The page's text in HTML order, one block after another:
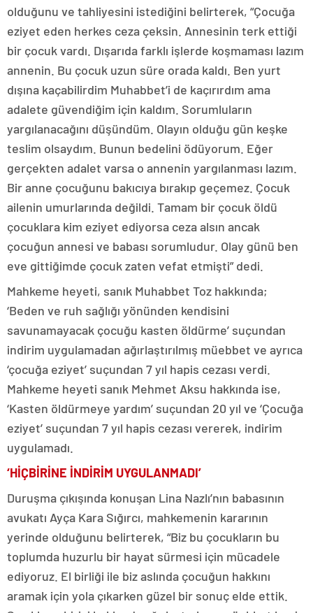
olduğunu ve tahliyesini istediğini belirterek, “Çocuğa
eziyet eden herkes ceza çeksin. Annesinin terk ettiği
bir çocuk vardı. Dışarıda farklı işlerde koşmaması lazım
annenin. Bu çocuk uzun süre orada kaldı. Ben yurt
dışına kaçabilirdim Muhabbet’i de kaçırırdım ama
adalete güvendiğim için kaldım. Sorumluların
yargılanacağını düşündüm. Olayın olduğu gün keşke
teslim olsaydım. Bunun bedelini ödüyorum. Eğer
gerçekten adalet varsa o annenin yargılanması lazım.
Bir anne çocuğunu bakıcıya bırakıp geçemez. Çocuk
ailenin umurlarında değildi. Tamam bir çocuk öldü
çocuklara kim eziyet ediyorsa ceza alsın ancak
çocuğun annesi ve babası sorumludur. Olay günü ben
eve gittiğimde çocuk zaten vefat etmişti” dedi.
Mahkeme heyeti, sanık Muhabbet Toz hakkında;
‘Beden ve ruh sağlığı yönünden kendisini
savunamayacak çocuğu kasten öldürme’ suçundan
indirim uygulamadan ağırlaştırılmış müebbet ve ayrıca
‘çocuğa eziyet’ suçundan 7 yıl hapis cezası verdi.
Mahkeme heyeti sanık Mehmet Aksu hakkında ise,
‘Kasten öldürmeye yardım’ suçundan 20 yıl ve ‘Çocuğa
eziyet’ suçundan 7 yıl hapis cezası vererek, indirim
uygulamadı.
‘HİÇBİRİNE İNDİRİM UYGULANMADI’
Duruşma çıkışında konuşan Lina Nazlı’nın babasının
avukatı Ayça Kara Sığırcı, mahkemenin kararının
yerinde olduğunu belirterek, “Biz bu çocukların bu
toplumda huzurlu bir hayat sürmesi için mücadele
ediyoruz. El birliği ile biz aslında çocuğun hakkını
aramak için yola çıkarken güzel bir sonuç elde ettik.